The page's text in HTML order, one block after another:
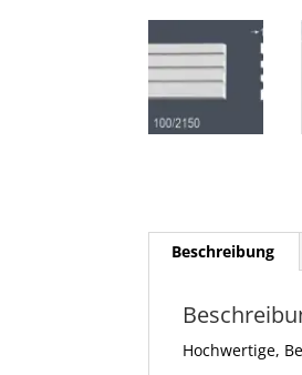
Beschreibung
Hochwertige,